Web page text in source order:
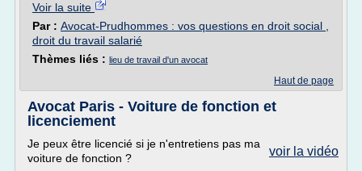
Voir la suite
Par : Avocat-Prudhommes : vos questions en droit social ,
droit du travail salarié
Thèmes liés : lieu de travail d'un avocat
Haut de page
Avocat Paris - Voiture de fonction et
licenciement
voir la vidéo
Je peux être licencié si je n'entretiens pas ma
voiture de fonction ?